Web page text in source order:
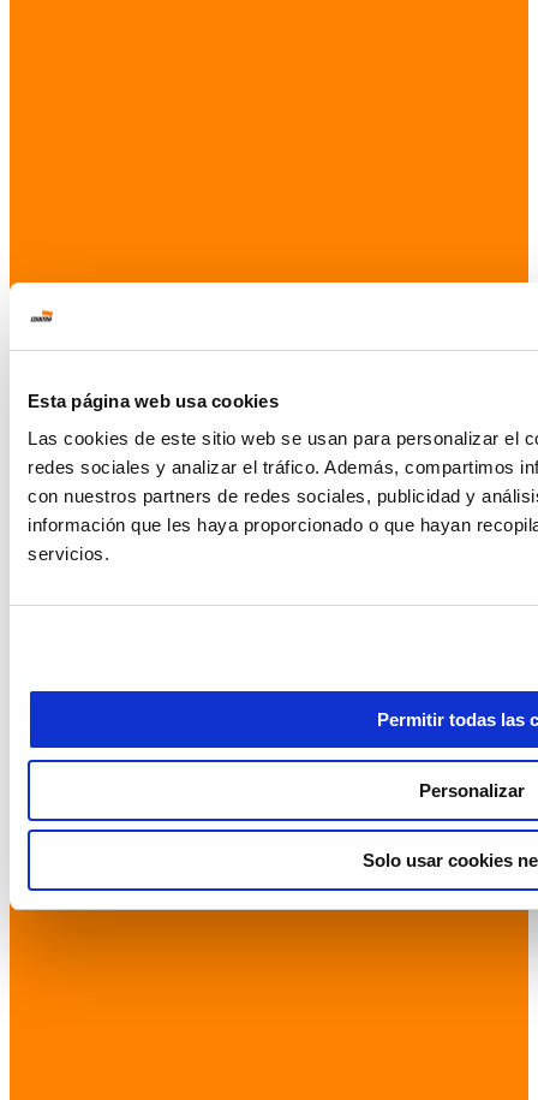
Esta página web usa cookies
Las cookies de este sitio web se usan para personalizar el
redes sociales y analizar el tráfico. Además, compartimos
con nuestros partners de redes sociales, publicidad y
información que les haya proporcionado o que hayan
servicios.
Permitir todas las
Personalizar
Solo usar cookies